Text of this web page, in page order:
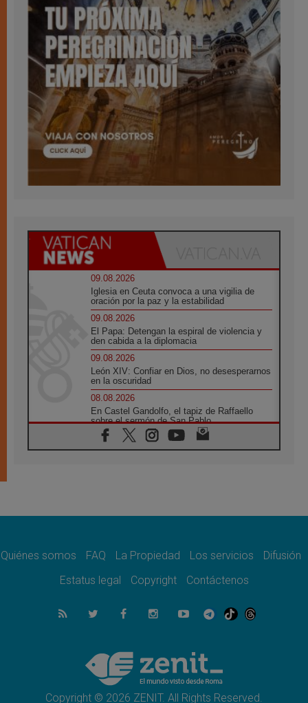
09.08.2026
Iglesia en Ceuta convoca a una vigilia de
oración por la paz y la estabilidad
09.08.2026
El Papa: Detengan la espiral de violencia y
den cabida a la diplomacia
09.08.2026
León XIV: Confiar en Dios, no desesperarnos
en la oscuridad
08.08.2026
En Castel Gandolfo, el tapiz de Raffaello
sobre el sermón de San Pablo
08.08.2026
En Colombia, «la paz no se compra con una
08.08.2026
08.08.2026
del Buen Consejo de Genazzano
Filipinas: el Vicariato Apostólico de Calapán
se convierte en diócesis
Honduras: Los desplazados invisibles de una
crisis olvidada
Quiénes somos FAQ La Propiedad Los servicios
Difusión
Estatus legal
Copyright Contáctenos
Copyright © 2026 ZENIT. All Rights Reserved.